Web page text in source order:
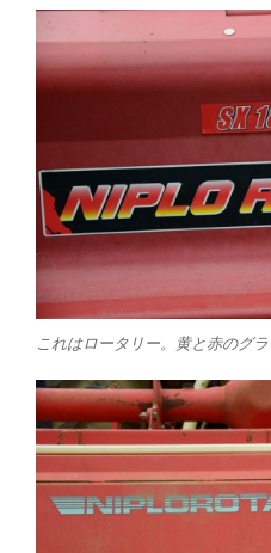
これはロータリー。黄と赤のグ